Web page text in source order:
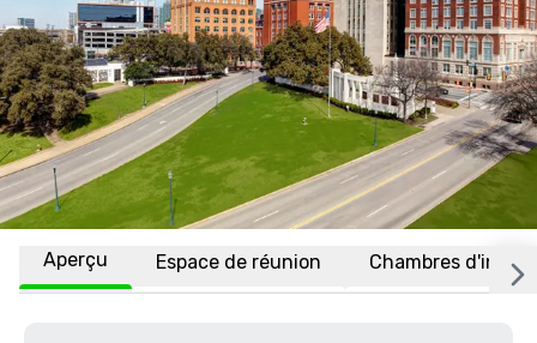
Aperçu Espace de réunion Chambres